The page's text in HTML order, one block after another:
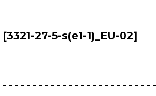
[3321-27-5-s(e1-1)_EU-02]